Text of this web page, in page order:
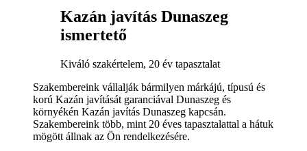
Kazán javítás Dunaszeg
ismertető
Kiváló szakértelem, 20 év tapasztalat
Szakembereink vállalják bármilyen márkájú, típusú és
korú Kazán javítását garanciával Dunaszeg és
környékén Kazán javítás Dunaszeg kapcsán.
Szakembereink több, mint 20 éves tapasztalattal a hátuk
mögött állnak az Ön rendelkezésére.